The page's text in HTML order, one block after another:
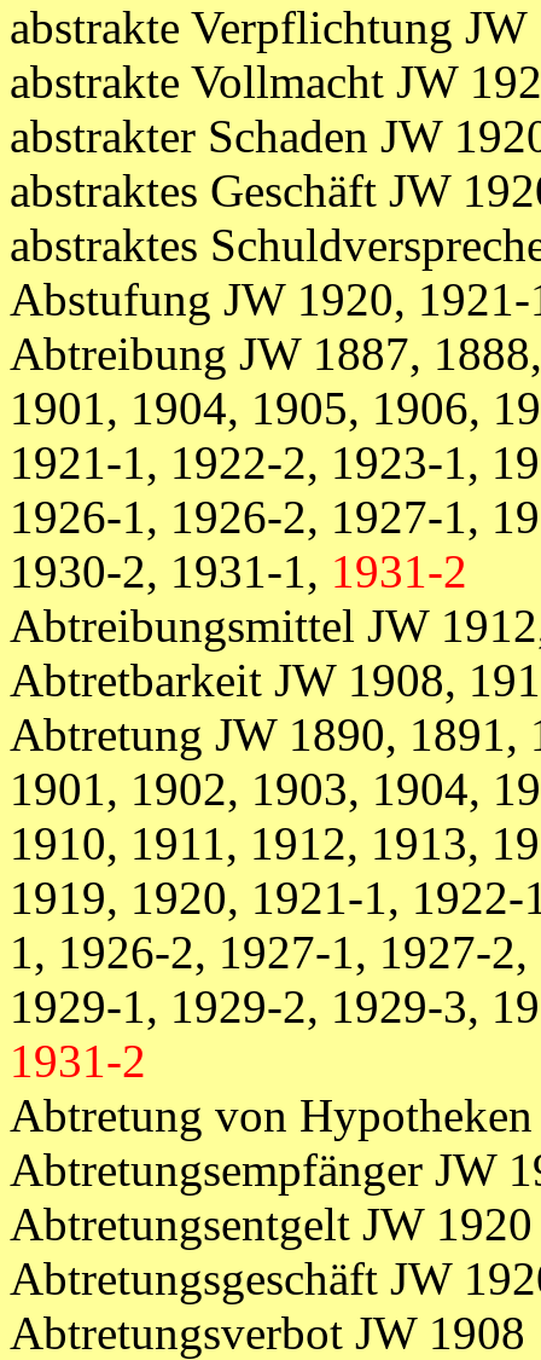
abstrakte Verpflichtung JW
abstrakte Vollmacht JW
abstrakter Schaden JW
abstraktes Geschäft JW
abstraktes
Abstufung JW 1920, 1921-
Abtreibung JW 1887,
1901, 1904, 1905, 1906,
1921-1, 1922-2, 1923-1,
1926-1, 1926-2, 1927-1,
1930-2, 1931-1, 1931-2
Abtreibungsmittel JW
Abtretbarkeit JW 1908,
Abtretung JW 1890, 1891,
1901, 1902, 1903, 1904,
1910, 1911, 1912, 1913,
1919, 1920, 1921-1,
1, 1926-2, 1927-1, 1927-
1929-1, 1929-2, 1929-3,
1931-2
Abtretung von
Abtretungsempfänger JW
Abtretungsentgelt JW 1920
Abtretungsgeschäft JW
Abtretungsverbot JW 1908